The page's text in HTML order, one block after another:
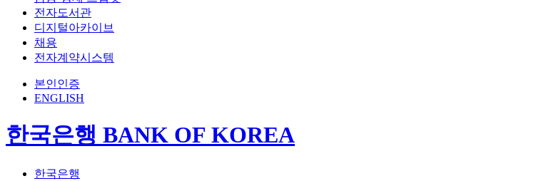
전자도서관
디지털아카이브
채용
전자계약시스템
본인인증
ENGLISH
한국은행 BANK OF KOREA
한국은행